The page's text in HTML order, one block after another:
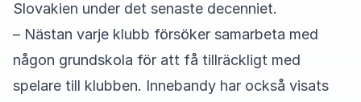
Slovakien under det senaste decenniet.
– Nästan varje klubb försöker samarbeta med
någon grundskola för att få tillräckligt med
spelare till klubben. Innebandy har också visats